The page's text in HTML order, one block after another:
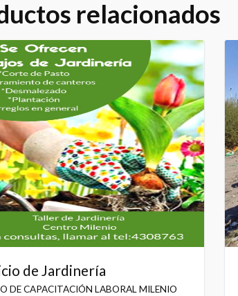
relacionados
de Jardinería
DE CAPACITACIÓN LABORAL MILENIO